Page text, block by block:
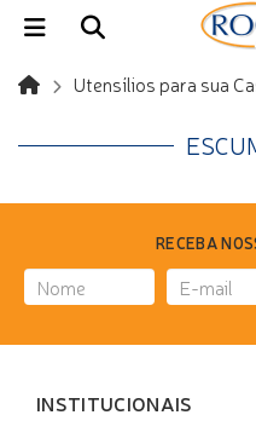
Utensílios para sua
RECEBA
INSTITUCIONAIS